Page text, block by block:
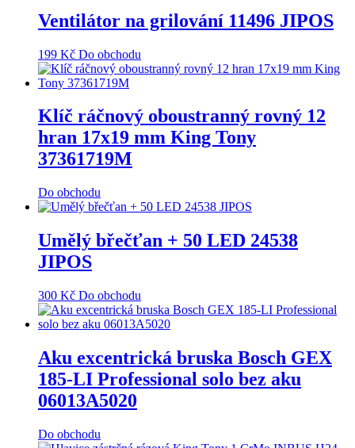
Ventilátor na grilování 11496 JIPOS
199 Kč Do obchodu
Klíč ráčnový oboustranný rovný 12
hran 17x19 mm King Tony
37361719M
Do obchodu
Umělý břečťan + 50 LED 24538
JIPOS
300 Kč Do obchodu
Aku excentrická bruska Bosch GEX
185-LI Professional solo bez aku
06013A5020
Do obchodu